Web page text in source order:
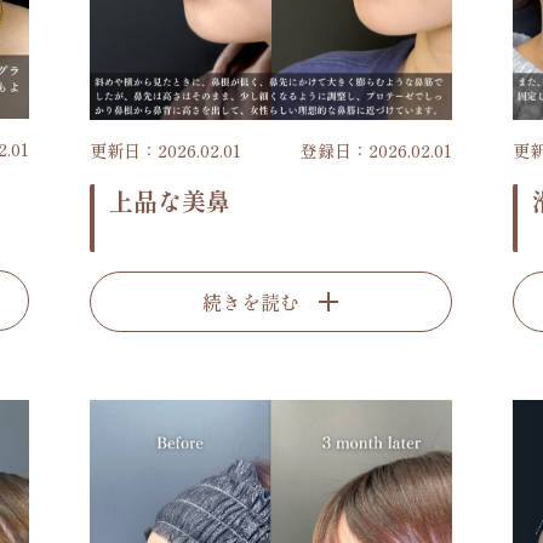
更新日：2026.02.01 登録日：2026.02.01
上品な美鼻
続きを読む
更